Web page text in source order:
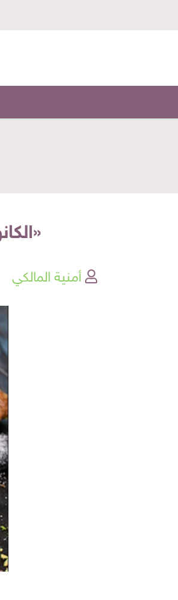
أمنية المالكي